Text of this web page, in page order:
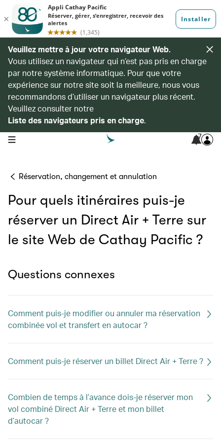
Veuillez mettre à jour votre navigateur Web.
Vous utilisez un navigateur qui n’est pas pris en charge
par notre système informatique. Pour que votre
expérience sur notre site soit la meilleure, nous vous
recommandons d’utiliser un navigateur plus récent.
Veuillez consulter notre
Liste des navigateurs pris en charge.
open navigation menu 7
Réservation, changement et annulation
Pour quels itinéraires puis-je
réserver un Direct Air + Terre sur
le site Web de Cathay Pacific ?
Questions connexes
Comment puis-je modifier ou annuler ma réservation
combinée vol et transfert en autocar ?
Comment puis-je réserver un billet Direct Air + Terre ?
Combien de temps à l’avance dois-je réserver mon
vol combiné Direct Air + Terre et mon billet
d’autocar ?